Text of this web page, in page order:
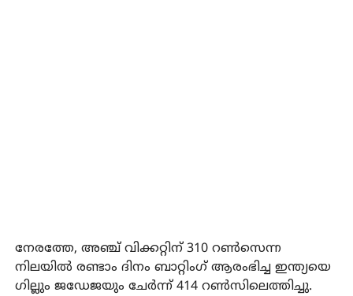
നേരത്തേ, അഞ്ച് വിക്കറ്റിന് 310 റണ്‍സെന്ന
നിലയില്‍ രണ്ടാം ദിനം ബാറ്റിംഗ് ആരംഭിച്ച ഇന്ത്യയെ
ഗില്ലും ജഡേജയും ചേര്‍ന്ന് 414 റണ്‍സിലെത്തിച്ചു.